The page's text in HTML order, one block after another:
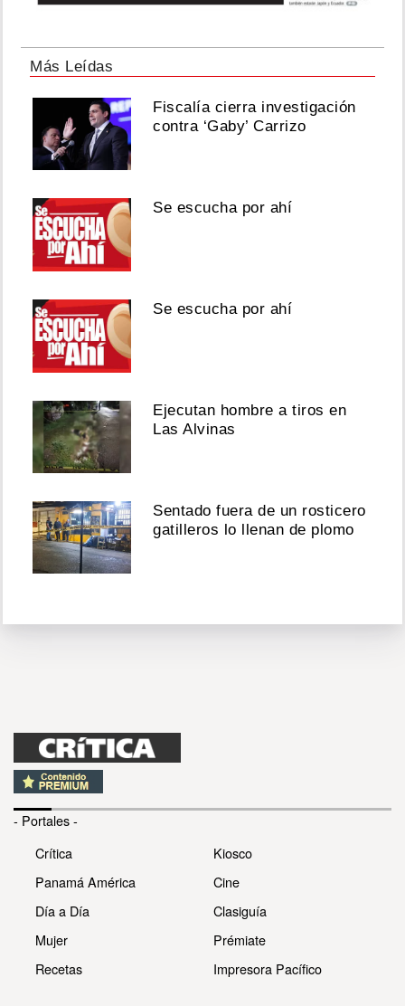
Más Leídas
Fiscalía cierra investigación
contra ‘Gaby’ Carrizo
Se escucha por ahí
Se escucha por ahí
Ejecutan hombre a tiros en
Las Alvinas
Sentado fuera de un rosticero
gatilleros lo llenan de plomo
- Portales -
Crítica
Panamá América
Día a Día
Mujer
Recetas
Kiosco
Cine
Clasiguía
Prémiate
Impresora Pacífico